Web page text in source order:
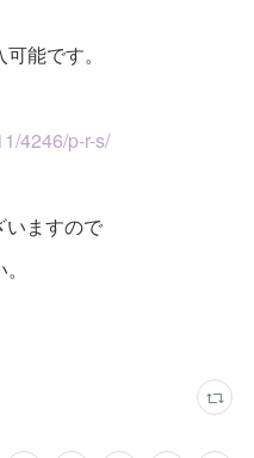
能です。
4246/p-r-s/
いますので